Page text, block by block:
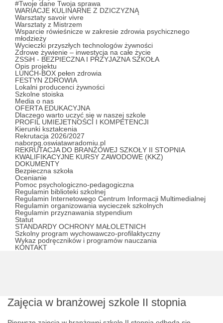
#Twoje dane Twoja sprawa
WARIACJE KULINARNE Z DZICZYZNĄ
Warsztaty savoir vivre
Warsztaty z Mistrzem
Wsparcie rówieśnicze w zakresie zdrowia psychicznego
młodzieży
Wycieczki przyszłych technologów żywności
Zdrowe żywienie – inwestycja na całe życie
ZSSiH - BEZPIECZNA I PRZYJAZNA SZKOŁA
Opis projektu
LUNCH-BOX pełen zdrowia
FESTYN ZDROWIA
Lokalni producenci żywności
Szkolne stoiska
Media o nas
OFERTA EDUKACYJNA
Dlaczego warto uczyć się w naszej szkole
PROFIL UMIEJETNOŚCI I KOMPETENCJI
Kierunki kształcenia
Rekrutacja 2026/2027
naborpg.oswiatawradomiu.pl
REKRUTACJA DO BRANŻOWEJ SZKOŁY II STOPNIA
KWALIFIKACYJNE KURSY ZAWODOWE (KKZ)
DOKUMENTY
Bezpieczna szkoła
Ocenianie
Pomoc psychologiczno-pedagogiczna
Regulamin biblioteki szkolnej
Regulamin Internetowego Centrum Informacji Multimedialnej
Regulamin organizowania wycieczek szkolnych
Regulamin przyznawania stypendium
Statut
STANDARDY OCHRONY MAŁOLETNICH
Szkolny program wychowawczo-profilaktyczny
Wykaz podręczników i programów nauczania
KONTAKT
Zajęcia w branżowej szkole II stopnia